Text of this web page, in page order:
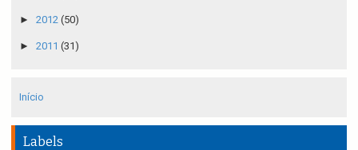
► 2012 (50)
► 2011 (31)
Início
Labels